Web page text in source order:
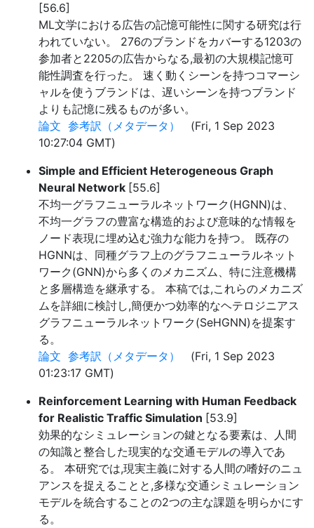
[56.6]
ML文学における広告の記憶可能性に関する研究は行
われていない。 276のブランドをカバーする1203の
参加者と2205の広告からなる,最初の大規模記憶可
能性調査を行った。 速く動くシーンを持つコマーシ
ャルを使うブランドは、遅いシーンを持つブランド
よりも記憶に残るものが多い。
論文 参考訳（メタデータ）
(Fri, 1 Sep 2023
10:27:04 GMT)
Simple and Efficient Heterogeneous Graph
Neural Network [55.6]
不均一グラフニューラルネットワーク(HGNN)は、
不均一グラフの豊富な構造的および意味的な情報を
ノード表現に埋め込む強力な能力を持つ。 既存の
HGNNは、同種グラフ上のグラフニューラルネット
ワーク(GNN)から多くのメカニズム、特に注意機構
と多層構造を継承する。 本稿では,これらのメカニズ
ムを詳細に検討し,簡便かつ効率的なヘテロジニアス
グラフニューラルネットワーク(SeHGNN)を提案す
る。
論文 参考訳（メタデータ）
(Fri, 1 Sep 2023
01:23:17 GMT)
Reinforcement Learning with Human Feedback
for Realistic Traffic Simulation [53.9]
効果的なシミュレーションの鍵となる要素は、人間
の知識と整合した現実的な交通モデルの導入であ
る。 本研究では,現実主義に対する人間の嗜好のニュ
アンスを捉えることと,多様な交通シミュレーション
モデルを統合することの2つの主な課題を明らかにす
る。